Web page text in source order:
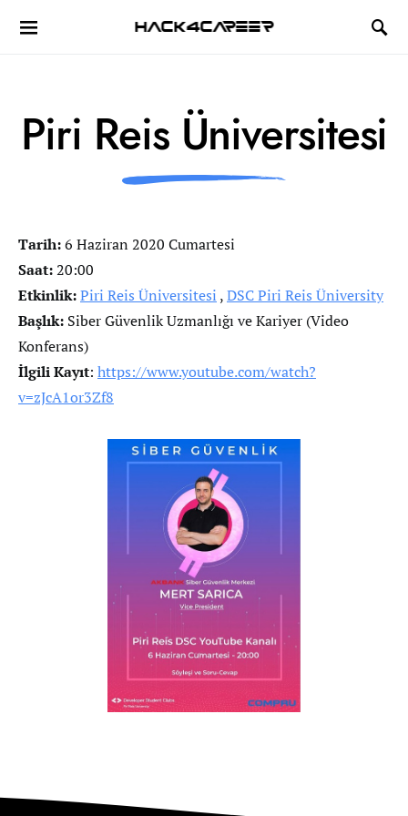
Hack4Career
Piri Reis Üniversitesi
Tarih:6 Haziran 2020 Cumartesi
Saat:20:00
Etkinlik:Piri Reis Üniversitesi ,DSC Piri Reis Üniversity
Başlık: Siber Güvenlik Uzmanlığı ve Kariyer (Video
Konferans)
İlgili Kayıt: https://www.youtube.com/watch?
v=zJcA1or3Zf8